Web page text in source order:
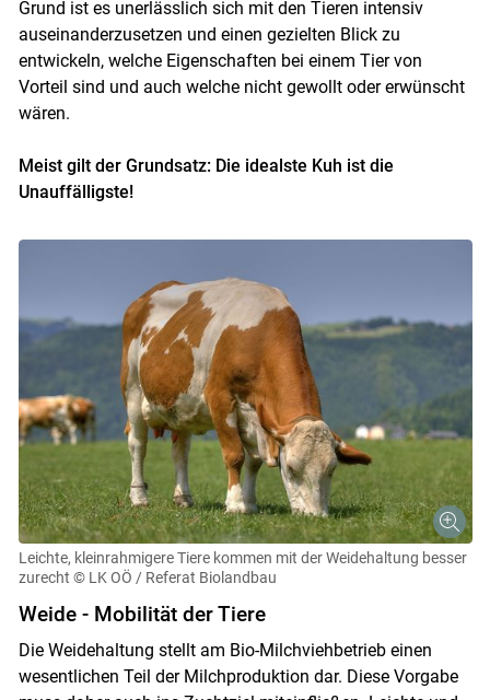
Skip to main content
Grund ist es unerlässlich sich mit den Tieren intensiv
auseinanderzusetzen und einen gezielten Blick zu
entwickeln, welche Eigenschaften bei einem Tier von
Vorteil sind und auch welche nicht gewollt oder erwünscht
wären.
Meist gilt der Grundsatz: Die idealste Kuh ist die
Unauffälligste!
Leichte, kleinrahmigere Tiere kommen mit der Weidehaltung besser
zurecht © LK OÖ / Referat Biolandbau
Weide - Mobilität der Tiere
Die Weidehaltung stellt am Bio-Milchviehbetrieb einen
wesentlichen Teil der Milchproduktion dar. Diese Vorgabe